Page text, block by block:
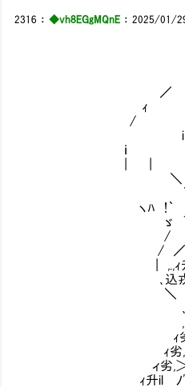
2316 ：◆vh8EGgMQnE ：2025/01/
_
´ ,
／ ｉ
ｨ
/ ヽ
i ヽ
ｉ ＼
| | ＼ ≧ｨf≠ﾐ
＼ ヽ ＼ 〃ち
＼斗ｨrミ､ -
ヽﾊ !｀ ﾑ ち
ゞ ｀ 丶ゞ='′
/ /i ｀ _ _
/ ／込､ ≧ｭ､
| ,.,ｨ升込≧ｭ､
､込戎 ‘，,ふ ﾉ
＼ ﾉ',ｨゞ ,. ,ｨ
､込≧､. ,ｨ升＞'
,ｨ升,′ / ／ ,//
ｨ劣,ｨf戎≧ｭ≧ｭ､ｨ升
ｨ劣,ｨ升＞匕ﾌ7ｧ,x
ィ劣,＞''´ ` ､ ,'_L|=T
ｨ升il ﾉ' ﾉ' ＼ ヽ｀ＦT